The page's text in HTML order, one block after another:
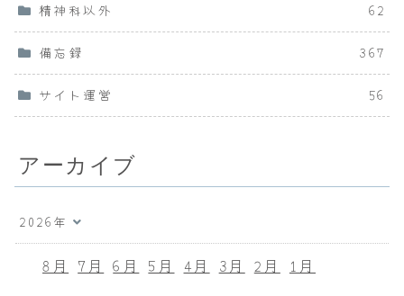
精神科以外 62
備忘録 367
サイト運営 56
アーカイブ
2026年
8月 7月 6月 5月 4月 3月 2月 1月